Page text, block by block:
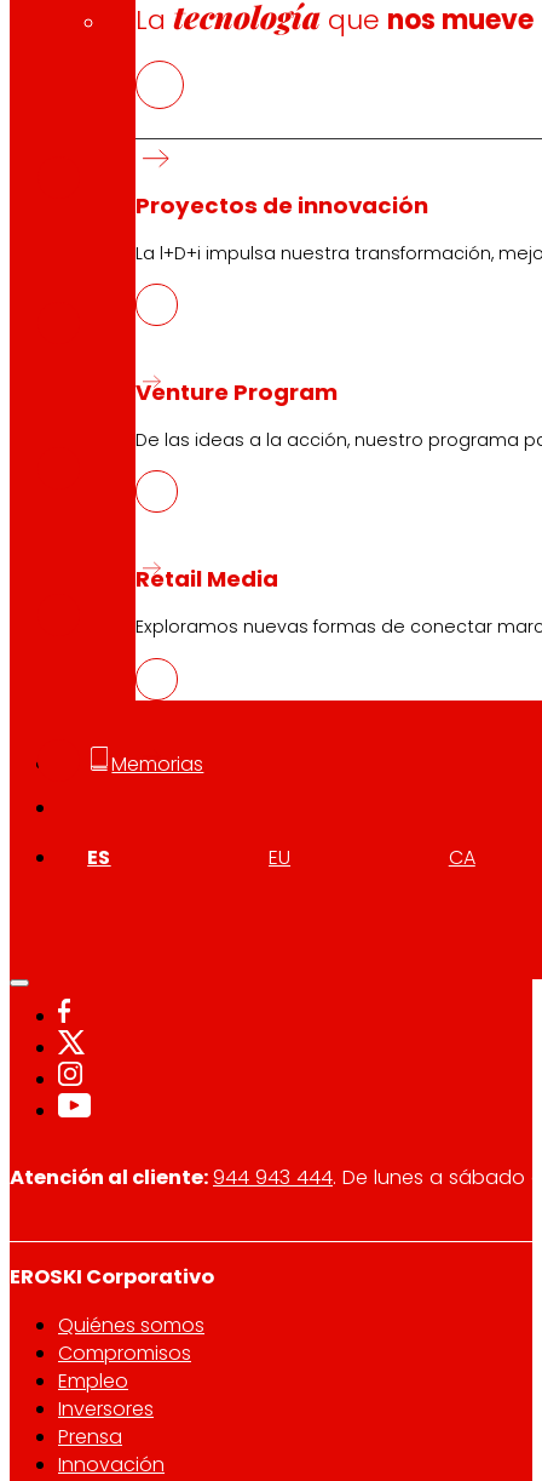
Latecnología que nos mueve
Proyectos de innovación
La l+D+i impulsa nuestra transformación,
Venture Program
De las ideas a la acción, nuestro programa
Retail Media
Exploramos nuevas formas de conectar
Memorias
ES EU CA
Atención al cliente:944 943 444. De lunes a sábado
EROSKI Corporativo
Quiénes somos
Compromisos
Empleo
Inversores
Prensa
Innovación